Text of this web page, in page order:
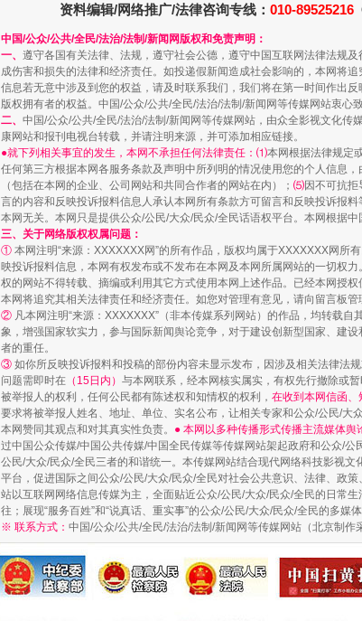
国家大学科技园优化重塑工作
扯下公款旅游的“隐身衣” 如何
资料编辑/网络推广/法律咨询专线： 010-89525216
中国/公众/公共/全民/法治/法制/新闻网版权和免责声明：
一、 遵守各国有关法律、法规，遵守社会公德，遵守中国互联网法律法规
成伤害和损失的法律和经济责任。如投递假新闻造成社会影响的，本网将
信息若无意中涉及到您的权益，请及时联系我们，我们将在第一时间作出
版权拥有者的权益。中国/公众/公共/全民/法治/法制/新闻网等传媒网站衷心致
二、 中国/公众/公共/全民/法治/法制/新闻网等传媒网站，由众全影视文化
康网站和报刊电视台转载，并请注明来源，并可添加相应链接。
●就下列相关事宜的发生，本网不承担任何法律责任：⑴本网根据法律规定
任何第三方根据本网各服务条款及声明中所列明的情况使用您的个人信息，
（包括在本网的企业、公司网站和共同合作者的网站在内）； ⑸因不可抗拒
言的内容和反映投诉报料信息人承认本网所有条款方可留言和反映投诉报
本网无关。本网只是提供公众/公民/大众/民众/全民话语权平台。本网根据
三、关于网络版权权属问题：
① 本网注明“来源：XXXXXXX网”的所有作品，版权均属于XXXXXXX网
映投诉报料信息，本网有权发布或不发布在本网及本网所属网站的一切权
权的网站不得转载、摘编或利用其它方式使用本网上述作品。已经本网授
本网将追究其相关法律责任和经济责任。如您对管理有意见，请向留言板管
② 凡本网注明“来源：XXXXXXX”（非本传媒系列网站）的作品，均转载
象，增强国家软实力，参与国际新闻舆论竞争，对于建设创新型国家、建
者的重任。
③ 如你所反映投诉报料和投稿的部份内容未显示发布，因涉及相关法律法
问题需即时在 （15日内） 与本网联系，经本网核实属实，有权先行撤除或
被举报人的权利，任何公民都有陈述权和知情权的权利， 在收到本网信函、
要求将被举报人姓名、地址、单位、实名公布，让相关专家和公众/公民/
本网赞同其观点和对其真实性负责。 ● 本网以多种传播形式传播主流媒体舆
过中国公众传媒/中国公共传媒/中国全民传媒等传媒网站架起政府和公众/
公民/大众/民众/全民三者的和谐统一。本传媒网站结合现代网络科技影视
平台，促进国际之间公众/公民/大众/民众/全民对社会公共意识、法律、政
站以互联网网络信息传媒为主，全面贴近公众/公民/大众/民众/全民的日常
往；展现“服务百姓”和“说真话、重实事”的公众/公民/大众/民众/全民的多媒
※ 联系方式： 中国/公众/公共/全民/法治/法制/新闻网等传媒网站（北京制作